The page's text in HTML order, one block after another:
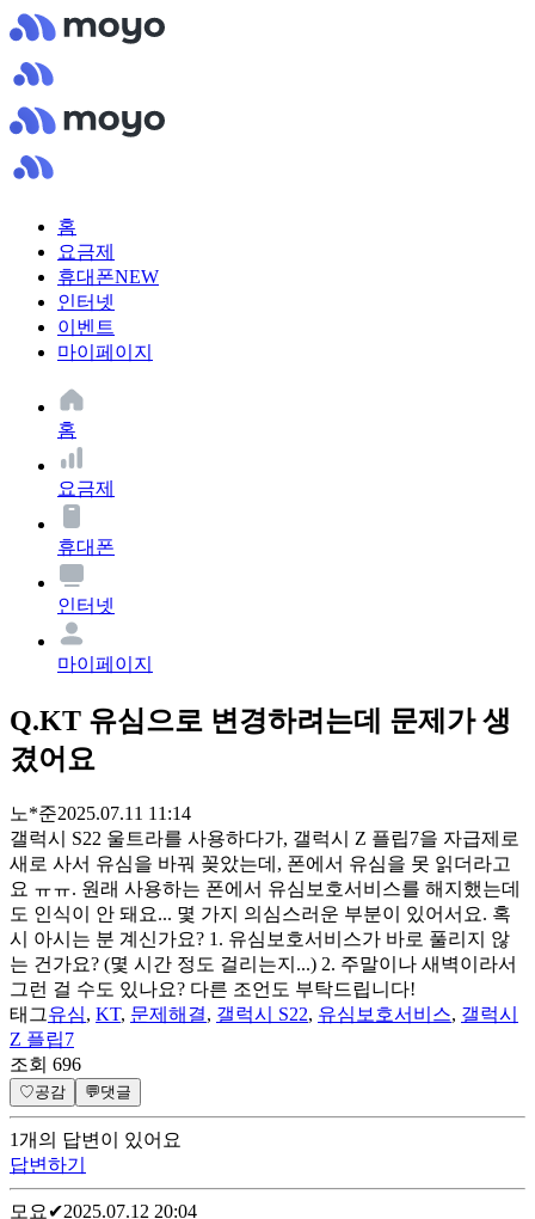
홈
요금제
휴대폰NEW
인터넷
이벤트
마이페이지
홈
요금제
휴대폰
인터넷
마이페이지
Q.KT 유심으로 변경하려는데 문제가 생
겼어요
노*준2025.07.11 11:14
갤럭시 S22 울트라를 사용하다가, 갤럭시 Z 플립7을 자급제로
새로 사서 유심을 바꿔 꽂았는데, 폰에서 유심을 못 읽더라고
요 ㅠㅠ. 원래 사용하는 폰에서 유심보호서비스를 해지했는데
도 인식이 안 돼요... 몇 가지 의심스러운 부분이 있어서요. 혹
시 아시는 분 계신가요? 1. 유심보호서비스가 바로 풀리지 않
는 건가요? (몇 시간 정도 걸리는지...) 2. 주말이나 새벽이라서
그런 걸 수도 있나요? 다른 조언도 부탁드립니다!
태그유심, KT, 문제해결, 갤럭시 S22, 유심보호서비스, 갤럭시
Z 플립7
조회 696
♡공감 💬댓글
1개 의 답변이 있어요
답변하기
모요 ✔2025.07.12 20:04